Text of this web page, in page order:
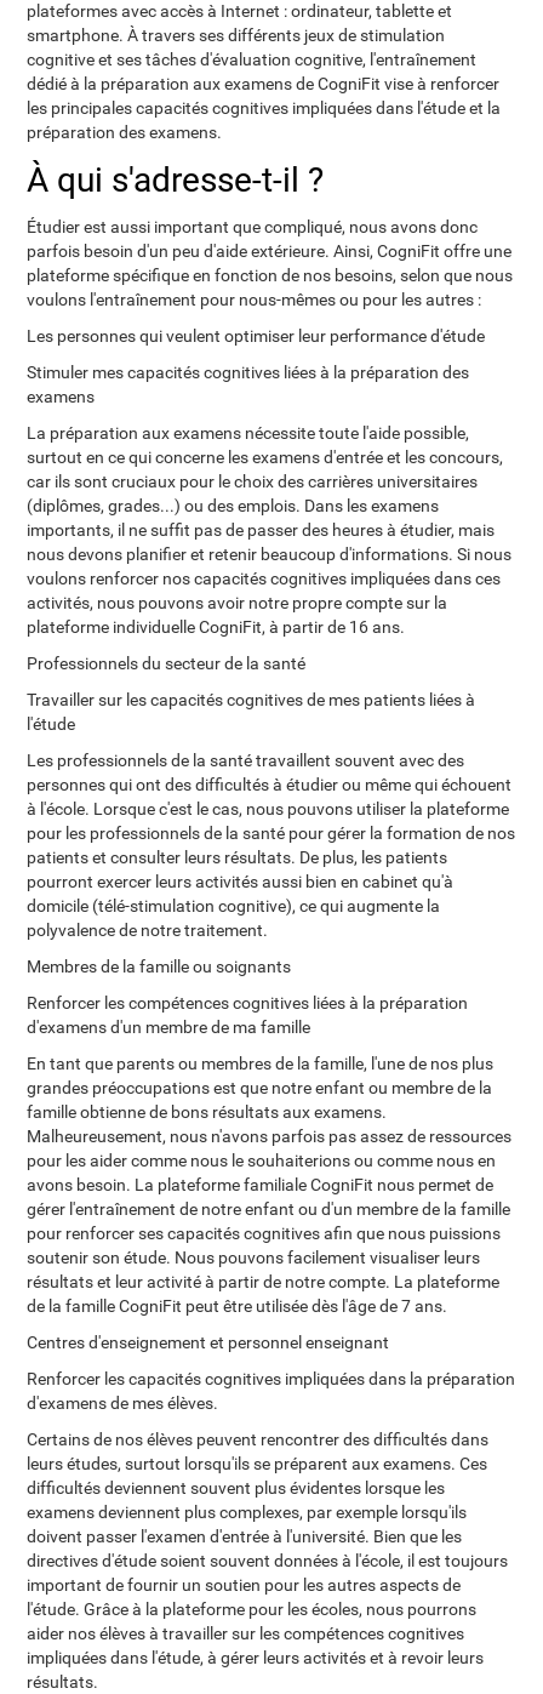
plateformes avec accès à Internet : ordinateur, tablette et
smartphone. À travers ses différents jeux de stimulation
cognitive et ses tâches d'évaluation cognitive, l'entraînement
dédié à la préparation aux examens de CogniFit vise à renforcer
les principales capacités cognitives impliquées dans l'étude et la
préparation des examens.
À qui s'adresse-t-il ?
Étudier est aussi important que compliqué, nous avons donc
parfois besoin d'un peu d'aide extérieure. Ainsi, CogniFit offre une
plateforme spécifique en fonction de nos besoins, selon que nous
voulons l'entraînement pour nous-mêmes ou pour les autres :
Les personnes qui veulent optimiser leur performance d'étude
Stimuler mes capacités cognitives liées à la préparation des
examens
La préparation aux examens nécessite toute l'aide possible,
surtout en ce qui concerne les examens d'entrée et les concours,
car ils sont cruciaux pour le choix des carrières universitaires
(diplômes, grades...) ou des emplois. Dans les examens
importants, il ne suffit pas de passer des heures à étudier, mais
nous devons planifier et retenir beaucoup d'informations. Si nous
voulons renforcer nos capacités cognitives impliquées dans ces
activités, nous pouvons avoir notre propre compte sur la
plateforme individuelle CogniFit, à partir de 16 ans.
Professionnels du secteur de la santé
Travailler sur les capacités cognitives de mes patients liées à
l'étude
Les professionnels de la santé travaillent souvent avec des
personnes qui ont des difficultés à étudier ou même qui échouent
à l'école. Lorsque c'est le cas, nous pouvons utiliser la plateforme
pour les professionnels de la santé pour gérer la formation de nos
patients et consulter leurs résultats. De plus, les patients
pourront exercer leurs activités aussi bien en cabinet qu'à
domicile (télé-stimulation cognitive), ce qui augmente la
polyvalence de notre traitement.
Membres de la famille ou soignants
Renforcer les compétences cognitives liées à la préparation
d'examens d'un membre de ma famille
En tant que parents ou membres de la famille, l'une de nos plus
grandes préoccupations est que notre enfant ou membre de la
famille obtienne de bons résultats aux examens.
Malheureusement, nous n'avons parfois pas assez de ressources
pour les aider comme nous le souhaiterions ou comme nous en
avons besoin. La plateforme familiale CogniFit nous permet de
gérer l'entraînement de notre enfant ou d'un membre de la famille
pour renforcer ses capacités cognitives afin que nous puissions
soutenir son étude. Nous pouvons facilement visualiser leurs
résultats et leur activité à partir de notre compte. La plateforme
de la famille CogniFit peut être utilisée dès l'âge de 7 ans.
Centres d'enseignement et personnel enseignant
Renforcer les capacités cognitives impliquées dans la préparation
d'examens de mes élèves.
Certains de nos élèves peuvent rencontrer des difficultés dans
leurs études, surtout lorsqu'ils se préparent aux examens. Ces
difficultés deviennent souvent plus évidentes lorsque les
examens deviennent plus complexes, par exemple lorsqu'ils
doivent passer l'examen d'entrée à l'université. Bien que les
directives d'étude soient souvent données à l'école, il est toujours
important de fournir un soutien pour les autres aspects de
l'étude. Grâce à la plateforme pour les écoles, nous pourrons
aider nos élèves à travailler sur les compétences cognitives
impliquées dans l'étude, à gérer leurs activités et à revoir leurs
résultats.